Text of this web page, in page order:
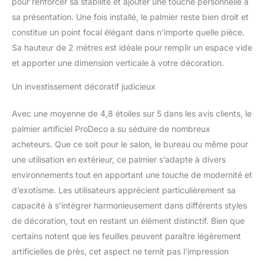
sa présentation. Une fois installé, le palmier reste bien droit et
constitue un point focal élégant dans n’importe quelle pièce.
Sa hauteur de 2 mètres est idéale pour remplir un espace vide
et apporter une dimension verticale à votre décoration.
Un investissement décoratif judicieux
Avec une moyenne de 4,8 étoiles sur 5 dans les avis clients, le
palmier artificiel ProDeco a su séduire de nombreux
acheteurs. Que ce soit pour le salon, le bureau ou même pour
une utilisation en extérieur, ce palmier s’adapte à divers
environnements tout en apportant une touche de modernité et
d’exotisme. Les utilisateurs apprécient particulièrement sa
capacité à s’intégrer harmonieusement dans différents styles
de décoration, tout en restant un élément distinctif. Bien que
certains notent que les feuilles peuvent paraître légèrement
artificielles de près, cet aspect ne ternit pas l’impression